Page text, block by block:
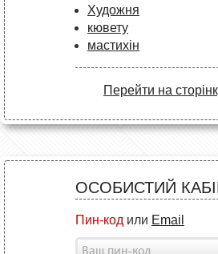
Художня
кювету
мастихін
Перейти на
ОСОБИСТИЙ
Пин-код или Email